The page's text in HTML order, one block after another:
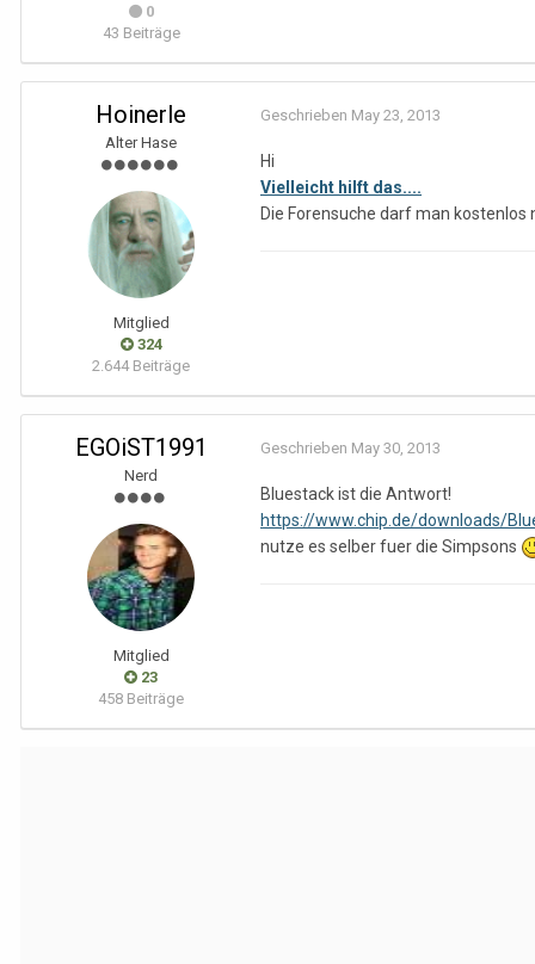
0
43 Beiträge
Hoinerle
Alter Hase
Mitglied
324
2.644 Beiträge
Geschrieben May 23, 2013
Hi
Vielleicht hilft das....
Die Forensuche darf man kostenlos
EGOiST1991
Nerd
Mitglied
23
458 Beiträge
Geschrieben May 30, 2013
Bluestack ist die Antwort!
https://www.chip.de/downloads/
nutze es selber fuer die Simpsons